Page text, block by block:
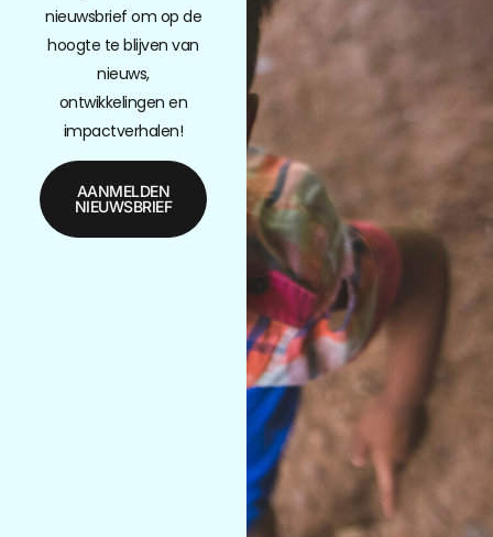
nieuwsbrief om op de
hoogte te blijven van
nieuws,
ontwikkelingen en
impactverhalen!
AANMELDEN
NIEUWSBRIEF